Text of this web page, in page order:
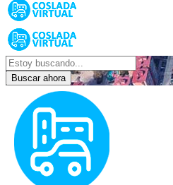
Buscar ahora